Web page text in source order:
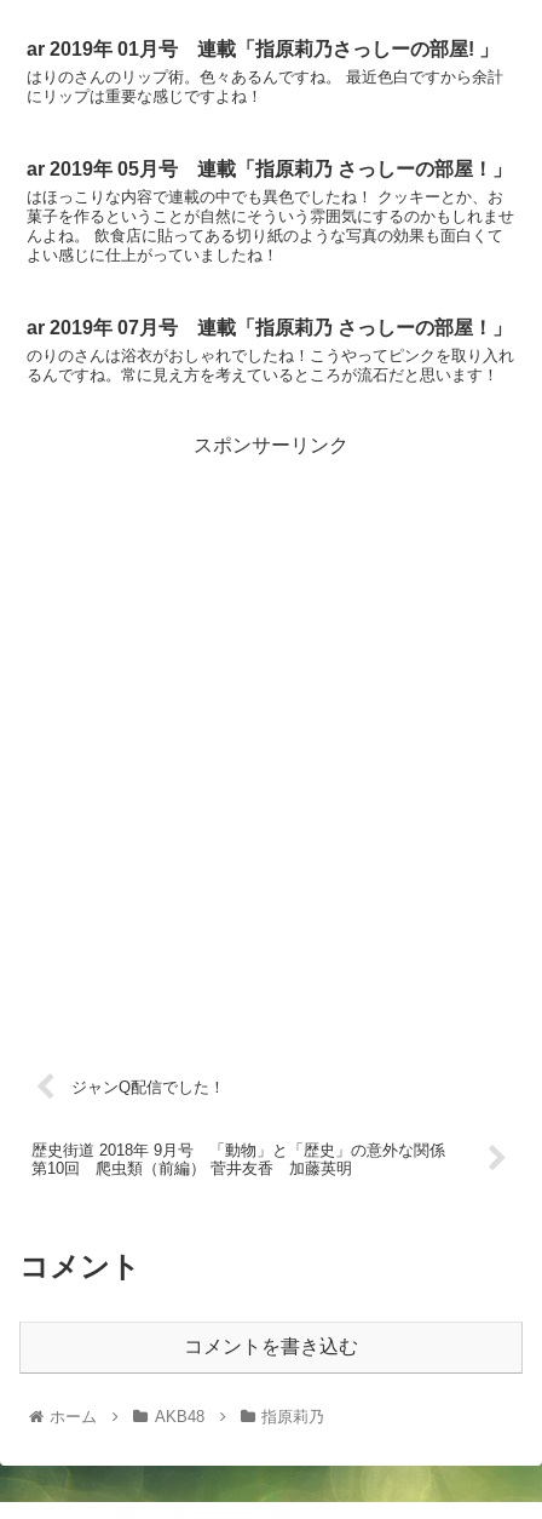
ar 2019年 01月号 連載「指原莉乃さっしーの部屋! 」
はりのさんのリップ術。色々あるんですね。 最近色白ですから余計
にリップは重要な感じですよね！
ar 2019年 05月号 連載「指原莉乃 さっしーの部屋！」
はほっこりな内容で連載の中でも異色でしたね！ クッキーとか、お
菓子を作るということが自然にそういう雰囲気にするのかもしれませ
んよね。 飲食店に貼ってある切り紙のような写真の効果も面白くて
よい感じに仕上がっていましたね！
ar 2019年 07月号 連載「指原莉乃 さっしーの部屋！」
のりのさんは浴衣がおしゃれでしたね！こうやってピンクを取り入れ
るんですね。常に見え方を考えているところが流石だと思います！
スポンサーリンク
ジャンQ配信でした！
歴史街道 2018年 9月号 「動物」と「歴史」の意外な関係
第10回 爬虫類（前編） 菅井友香 加藤英明
コメント
コメントを書き込む
ホーム AKB48 指原莉乃